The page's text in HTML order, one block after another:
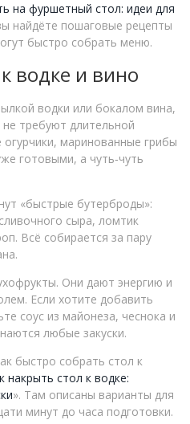
на фуршетный стол: идеи для
найдёте пошаговые рецепты
быстро собрать меню.
водке и вино
водки или бокалом вина,
требуют длительной
огурчики, маринованные грибы
готовыми, а чуть‑чуть
«быстрые бутерброды»:
сыра, ломтик
Всё собирается за пару
Они дают энергию и
Если хотите добавить
соус из майонеза, чеснока и
любые закуски.
быстро собрать стол к
накрыть стол к водке:
». Там описаны варианты для
минут до часа подготовки.